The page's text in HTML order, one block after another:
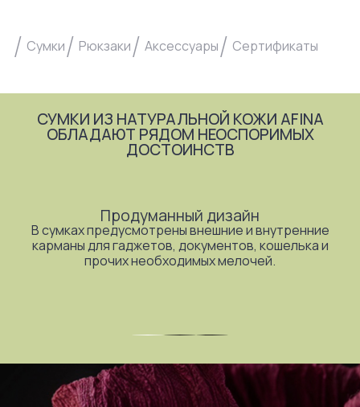
Сумки Рюкзаки Аксессуары Сертификаты
СУМКИ ИЗ НАТУРАЛЬНОЙ КОЖИ AFINA
ОБЛАДАЮТ РЯДОМ НЕОСПОРИМЫХ
ДОСТОИНСТВ
Продуманный дизайн
В сумках предусмотрены внешние и внутренние
карманы для гаджетов, документов, кошелька и
прочих необходимых мелочей.